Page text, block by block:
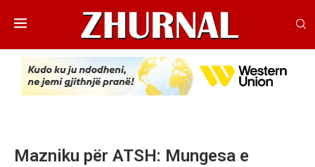
Mazniku për ATSH: Mungesa e